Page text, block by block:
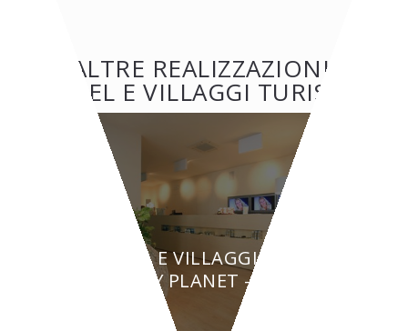
ALTRE REALIZZAZIONI:
HOTEL E VILLAGGI TURISTICI
HOTEL E VILLAGGI TURISTICI
BEAUTY PLANET - Torino